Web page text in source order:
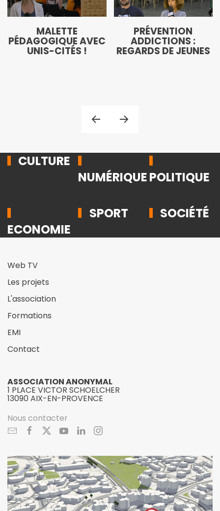
MALETTE
PÉDAGOGIQUE AVEC
UNIS-CITÉS !
PRÉVENTION
ADDICTIONS :
REGARDS DE JEUNES
CULTURE
NUMÉRIQUEPOLITIQUE
ECONOMIE
SPORT SOCIÉTÉ
Web TV
Les projets
L'association
Formations
EMI
Contact
ASSOCIATION ANONYMAL
1 PLACE VICTOR SCHOELCHER
13090 AIX-EN-PROVENCE
Nous contacter